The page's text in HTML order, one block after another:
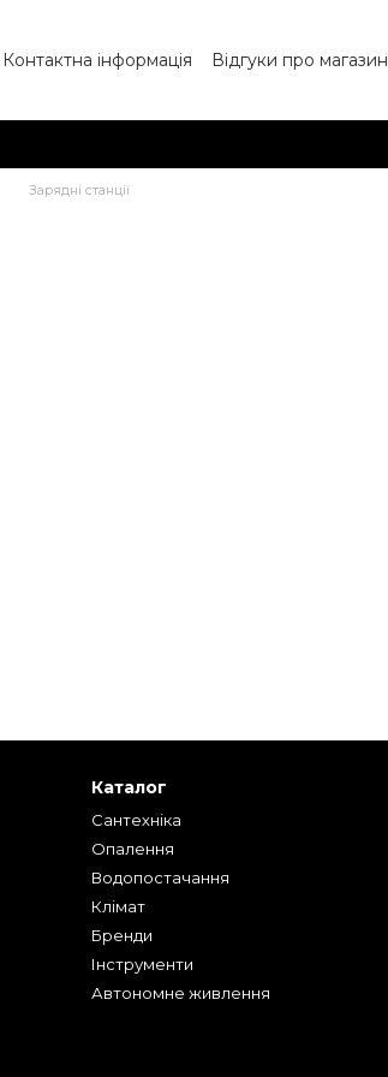
Контактна інформація
Відгуки про магазин
Зарядні станції
Каталог
Сантехніка
Опалення
Водопостачання
Клімат
Бренди
Інструменти
Автономне живлення